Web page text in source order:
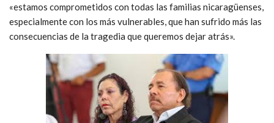
«estamos comprometidos con todas las familias nicaragüenses,
especialmente con los más vulnerables, que han sufrido más las
consecuencias de la tragedia que queremos dejar atrás».